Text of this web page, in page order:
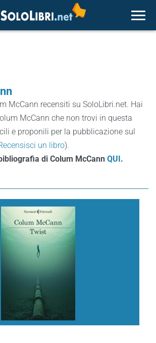
McCann recensiti su SoloLibri.net. Hai
McCann che non trovi in questa
e proponili per la pubblicazione sul
un libro).
di Colum McCann QUI.